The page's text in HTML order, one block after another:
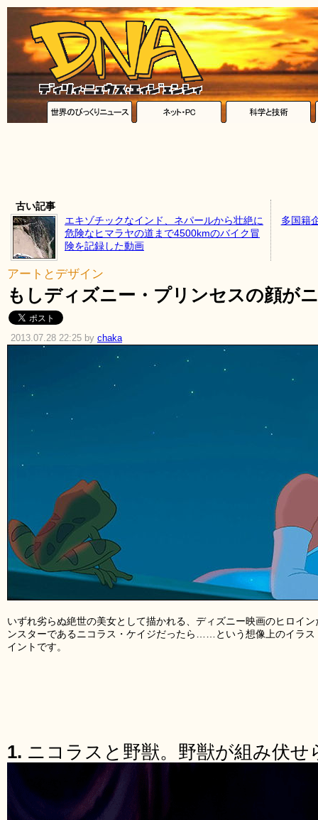
古い記事
エキゾチックなインド、ネパールから壮絶に
危険なヒマラヤの道まで4500kmのバイク冒
険を記録した動画
多国籍
アートとデザイン
もしディズニー・プリンセスの顔が
2013.07.28 22:25 by chaka
いずれ劣らぬ絶世の美女として描かれる、ディズニー映画のヒロイ
ンスターであるニコラス・ケイジだったら……という想像上のイラ
イントです。
1. ニコラスと野獣。野獣が組み伏せ